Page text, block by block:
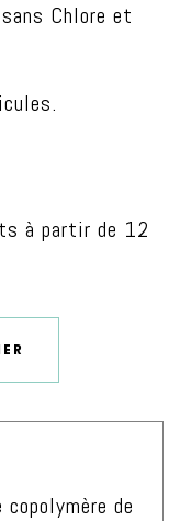
Chlore et
à partir de 12
de